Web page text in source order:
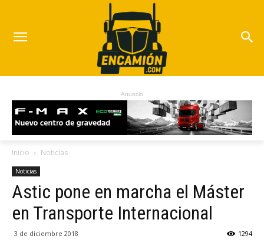
Anuncio
Inicio Noticias
Noticias
Astic pone en marcha el Máster
en Transporte Internacional
3 de diciembre 2018 1294